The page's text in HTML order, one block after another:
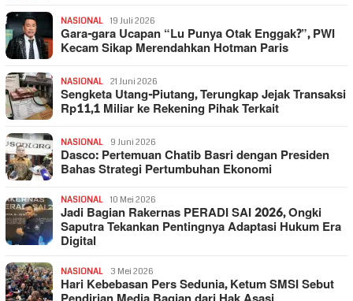
NASIONAL 19 Juli 2026
Gara-gara Ucapan “Lu Punya Otak Enggak?”, PWI
Kecam Sikap Merendahkan Hotman Paris
NASIONAL 21 Juni 2026
Sengketa Utang-Piutang, Terungkap Jejak Transaksi
Rp11,1 Miliar ke Rekening Pihak Terkait
NASIONAL 9 Juni 2026
Dasco: Pertemuan Chatib Basri dengan Presiden
Bahas Strategi Pertumbuhan Ekonomi
NASIONAL 10 Mei 2026
Jadi Bagian Rakernas PERADI SAI 2026, Ongki
Saputra Tekankan Pentingnya Adaptasi Hukum Era
Digital
NASIONAL 3 Mei 2026
Hari Kebebasan Pers Sedunia, Ketum SMSI Sebut